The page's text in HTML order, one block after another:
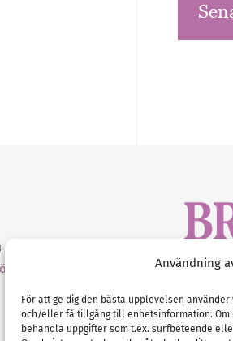
Användning
För att ge dig den bästa upplevelsen
och/eller få tillgång till enhetsinformation.
behandla uppgifter som t.ex. surfbeteende
vårt
Bröllopsmagasinet
Tel :0522-
E-post: